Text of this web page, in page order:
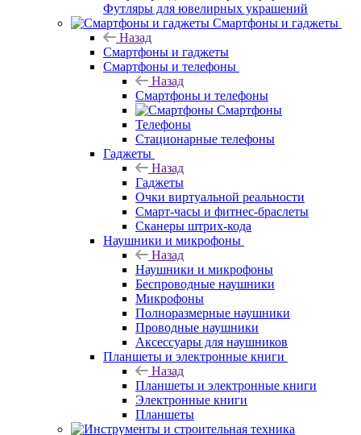
Футляры для ювелирных украшений
Смартфоны и гаджеты
Назад
Смартфоны и гаджеты
Смартфоны и телефоны
Назад
Смартфоны и телефоны
Смартфоны
Телефоны
Стационарные телефоны
Гаджеты
Назад
Гаджеты
Очки виртуальной реальности
Смарт-часы и фитнес-браслеты
Сканеры штрих-кода
Наушники и микрофоны
Назад
Наушники и микрофоны
Беспроводные наушники
Микрофоны
Полноразмерные наушники
Проводные наушники
Аксессуары для наушников
Планшеты и электронные книги
Назад
Планшеты и электронные книги
Электронные книги
Планшеты